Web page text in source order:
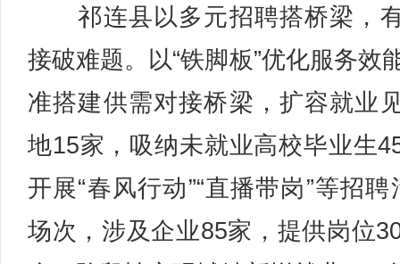
祁连县以多元招聘搭桥梁，
接破难题。以“铁脚板”优化服务效
准搭建供需对接桥梁，扩容就业
地15家，吸纳未就业高校毕业生
开展“春风行动”“直播带岗”等招聘
场次，涉及企业85家，提供岗位